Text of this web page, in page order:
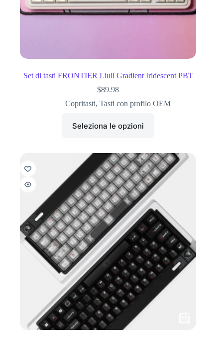
Set di tasti FRONTIER Liuli Gradient Iridescent PBT
$89.98
Copritasti,Tasti con profilo OEM
Seleziona le opzioni